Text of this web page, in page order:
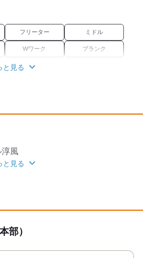
フリーター ミドル
Wワーク ブランク
と見る
淳風
駅 (徒歩 10分)ほか
と見る
部）